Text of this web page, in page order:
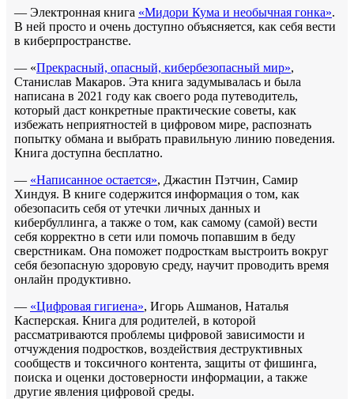
— Электронная книга «Мидори Кума и необычная гонка».
В ней просто и очень доступно объясняется, как себя вести
в киберпространстве.
— «Прекрасный, опасный, кибербезопасный мир»,
Станислав Макаров. Эта книга задумывалась и была
написана в 2021 году как своего рода путеводитель,
который даст конкретные практические советы, как
избежать неприятностей в цифровом мире, распознать
попытку обмана и выбрать правильную линию поведения.
Книга доступна бесплатно.
— «Написанное остается», Джастин Пэтчин, Самир
Хиндуя. В книге содержится информация о том, как
обезопасить себя от утечки личных данных и
кибербуллинга, а также о том, как самому (самой) вести
себя корректно в сети или помочь попавшим в беду
сверстникам. Она поможет подросткам выстроить вокруг
себя безопасную здоровую среду, научит проводить время
онлайн продуктивно.
— «Цифровая гигиена», Игорь Ашманов, Наталья
Касперская. Книга для родителей, в которой
рассматриваются проблемы цифровой зависимости и
отчуждения подростков, воздействия деструктивных
сообществ и токсичного контента, защиты от фишинга,
поиска и оценки достоверности информации, а также
другие явления цифровой среды.